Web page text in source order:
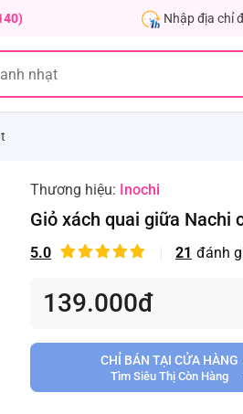
Nhập địa chỉ
Thương hiệu: Inochi
Giỏ xách quai giữa Nachi
5.0 21 đánh
139.000đ
CHỈ BÁN TẠI CỬA HÀNG
Tìm Siêu Thị Còn Hàng